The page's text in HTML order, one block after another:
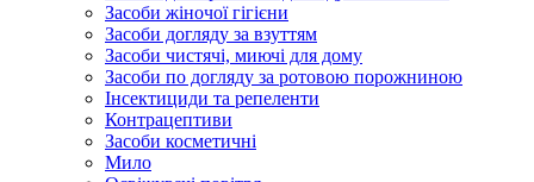
Засоби жіночої гігієни
Засоби догляду за взуттям
Засоби чистячі, миючі для дому
Засоби по догляду за ротовою порожниною
Інсектициди та репеленти
Контрацептиви
Засоби косметичні
Мило